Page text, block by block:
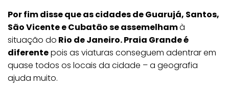
Por fim disse que as cidades de Guarujá, Santos,
São Vicente e Cubatão se assemelhamà
situação do Rio de Janeiro. Praia Grande é
diferentepois as viaturas conseguem adentrar em
quase todos os locais da cidade – a geografia
ajuda muito.